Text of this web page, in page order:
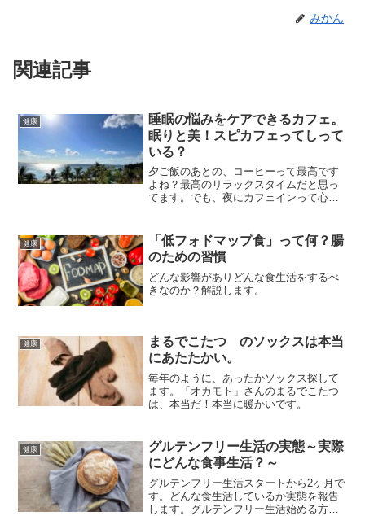
みかん
関連記事
健康
睡眠の悩みをケアできるカフェ。
眠りと美！スピカフェってしって
いる？
夕ご飯のあとの、コーヒーって最高です
よね？最高のリラックスタイムだと思っ
てます。でも、夜にカフェインって心
っきり。。。
健康
「低フォドマップ食」って何？腸
のための習慣
どんな影響がありどんな食生活をするべ
きなのか？解説します。
健康
まるでこたつ のソックスは本当
にあたたかい。
毎年のように、あったかソックス探して
ます。「オカモト」さんのまるでこたつ
は、本当だ！本当に暖かいです。
健康
グルテンフリー生活の実態～実際
にどんな食事生活？～
グルテンフリー生活スタートから2ヶ月で
す。どんな食生活しているか実態を報告
します。グルテンフリー生活始める方、